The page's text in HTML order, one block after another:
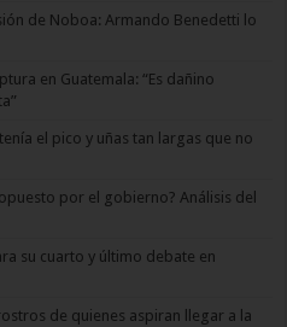
de Noboa: Armando Benedetti lo
en Guatemala: “Es dañino
el pico y uñas tan largas que no
por el gobierno? Análisis del
su cuarto y último debate en
de quienes aspiran llegar a la